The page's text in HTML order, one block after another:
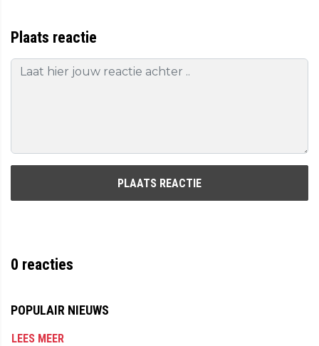
Plaats reactie
PLAATS REACTIE
0 reacties
POPULAIR NIEUWS
LEES MEER